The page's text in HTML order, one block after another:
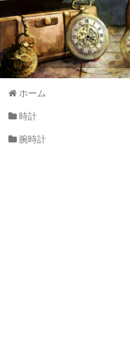
ホーム
時計
腕時計